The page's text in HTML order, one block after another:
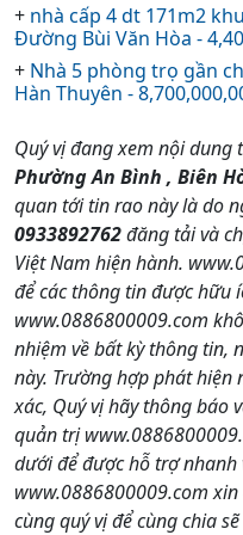
+ nhà cấp 4 dt 171m2
Đường Bùi Văn Hòa -
+ Nhà 5 phòng trọ gần
Hàn Thuyên -
Quý vị đang xem nội dung
Phường An Bình , Biên
quan tới tin rao này là do
0933892762đăng tải và
Việt Nam hiện hành.
để các thông tin được hữu
www.0886800009.com
nhiệm về bất kỳ thông tin,
này. Trường hợp phát
xác, Quý vị hãy thông báo
quản trị
dưới để được hỗ trợ nhanh
www.0886800009.com
cùng quý vị để cùng chia